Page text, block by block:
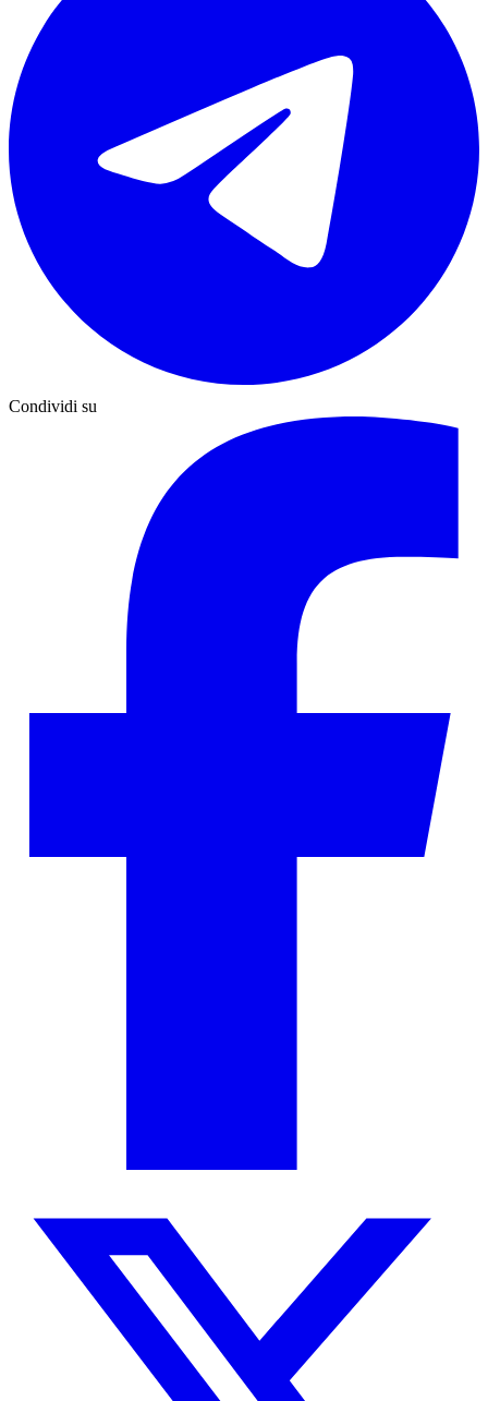
Condividi su